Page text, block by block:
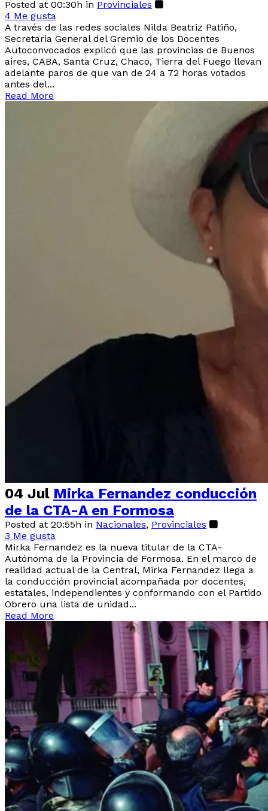
Posted at 00:30h in Provinciales
4 Me gusta
A través de las redes sociales Nilda Beatriz Patiño,
Secretaria General del Gremio de los Docentes
Autoconvocados explicó que las provincias de Buenos
aires, CABA, Santa Cruz, Chaco, Tierra del Fuego llevan
adelante paros de que van de 24 a 72 horas votados
antes del...
Read More
04 Jul Mirka Fernandez conducción
de la CTA-A en Formosa
Posted at 20:55h in Nacionales, Provinciales
3 Me gusta
Mirka Fernandez es la nueva titular de la CTA-
Autónoma de la Provincia de Formosa. En el marco de
realidad actual de la Central, Mirka Fernandez llega a
la conducción provincial acompañada por docentes,
estatales, independientes y conformando con el Partido
Obrero una lista de unidad...
Read More